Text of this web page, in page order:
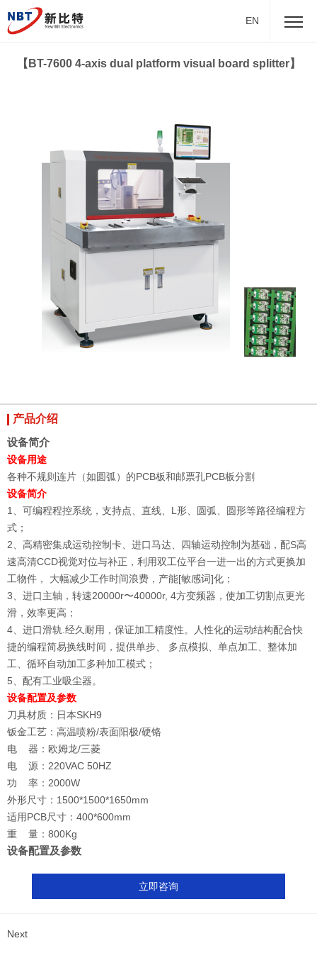
EN
【BT-7600 4-axis dual platform visual board splitter】
产品介绍
设备简介
设备用途
各种不规则连片（如圆弧）的PCB板和邮票孔PCB板分割
设备简介
1、可编程程控系统，支持点、直线、L形、圆弧、圆形等路径编程方
式；
2、高精密集成运动控制卡、进口马达、四轴运动控制为基础，配S高
速高清CCD视觉对位与补正，利用双工位平台一进一出的方式更换加
工物件， 大幅减少工作时间浪费，产能[敏感词]化；
3、进口主轴，转速20000r〜40000r, 4方变频器，使加工切割点更光
滑，效率更高；
4、进口滑轨.经久耐用，保证加工精度性。人性化的运动结构配合快
捷的编程简易换线时间，提供单步、 多点模拟、单点加工、整体加
工、循环自动加工多种加工模式；
5、配有工业吸尘器。
设备配置及参数
刀具材质：日本SKH9
钣金工艺：高温喷粉/表面阳极/硬铬
电 器：欧姆龙/三菱
电 源：220VAC 50HZ
功 率：2000W
外形尺寸：1500*1500*1650mm
适用PCB尺寸：400*600mm
重 量：800Kg
设备配置及参数
立即咨询
Next